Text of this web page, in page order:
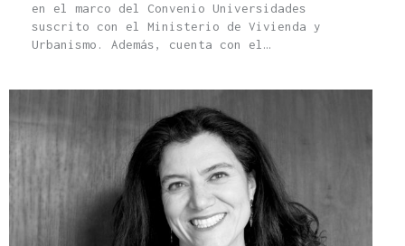
en el marco del Convenio Universidades
suscrito con el Ministerio de Vivienda y
Urbanismo. Además, cuenta con el…